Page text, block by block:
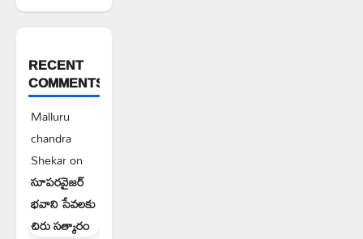
RECENT
COMMENTS
Malluru
chandra
Shekaron
సూపరవైజర్
భవాని సేవలకు
చిరు సత్కారం